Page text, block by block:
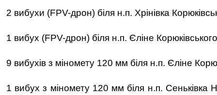
2 вибухи (FPV-дрон) біля н.п. Хрінівка
1 вибух (FPV-дрон) біля н.п. Єліне
9 вибухів з міномету 120 мм біля н.п. Єліне
1 вибух з міномету 120 мм біля н.п. Сеньківка